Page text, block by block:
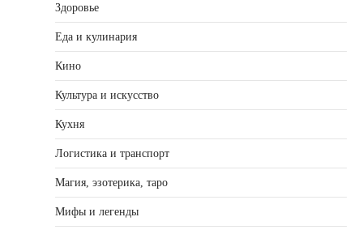
Здоровье
Еда и кулинария
Кино
Культура и искусство
Кухня
Логистика и транспорт
Магия, эзотерика, таро
Мифы и легенды